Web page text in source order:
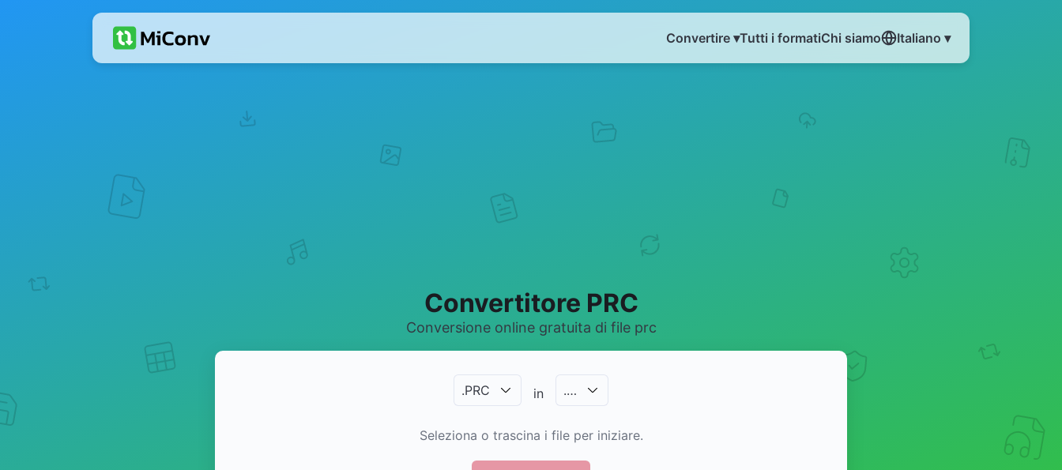
Convertire ▾Tutti i formatiChi siamo Italiano ▾
Convertitore PRC
Conversione online gratuita di file prc
.PRC in .…
Seleziona o trascina i file per iniziare.